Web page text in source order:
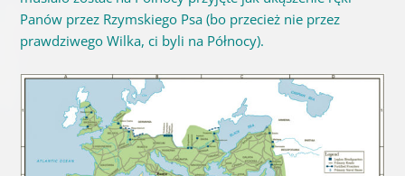
Panów przez Rzymskiego Psa (bo przecież nie przez
prawdziwego Wilka, ci byli na Północy).